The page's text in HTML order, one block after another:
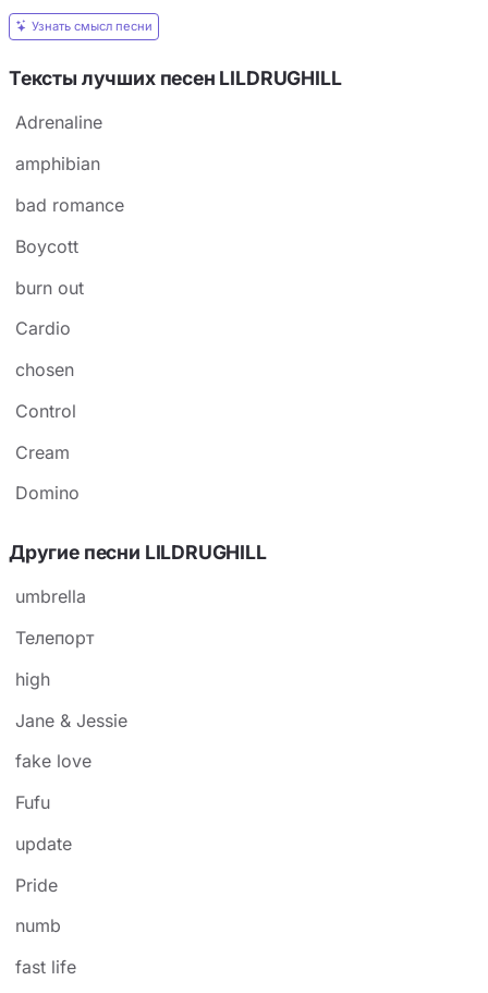
Узнать смысл песни
Тексты лучших песен LILDRUGHILL
Adrenaline
amphibian
bad romance
Boycott
burn out
Cardio
chosen
Control
Cream
Domino
Другие песни LILDRUGHILL
umbrella
Телепорт
high
Jane & Jessie
fake love
Fufu
update
Pride
numb
fast life